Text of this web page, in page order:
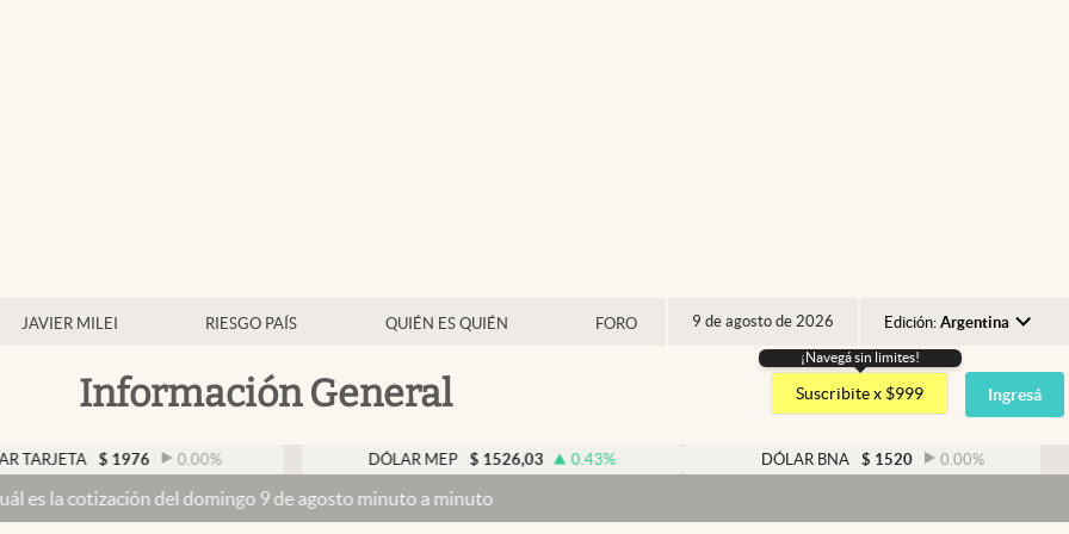
JAVIER MILEI RIESGO PAÍS QUIÉN ES QUIÉN FORO 9 de agosto de 2026 Edición: Argentina
Argentina
España
USA
Información General
¡Navegá sin limites!
Suscribite x $999 Ingresá
$ 1976 0.00% DÓLAR MEP $ 1526,03 0.43% DÓLAR BNA $ 1520 0.00%
del domingo 9 de agosto minuto a minuto